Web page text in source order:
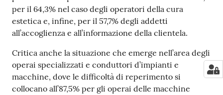
per il 64,3% nel caso degli operatori della cura
estetica e, infine, per il 57,7% degli addetti
all’accoglienza e all’informazione della clientela.
Critica anche la situazione che emerge nell’area degli
operai specializzati e conduttori d’impianti e
macchine, dove le difficoltà di reperimento si
collocano all’87,5% per gli operai delle macchine